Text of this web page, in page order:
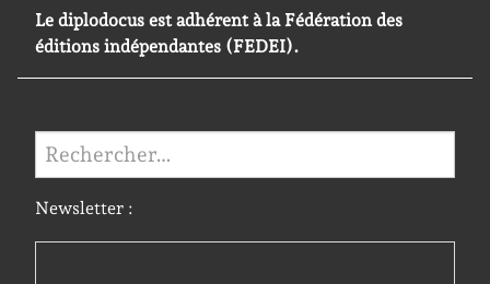
Le diplodocus est adhérent à la Fédération des
éditions indépendantes (FEDEI).
Rechercher :
Newsletter :